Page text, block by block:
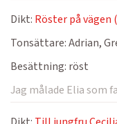
Dikt: Röster på
Tonsättare:Adrian,
Besättning: röst
Jag målade Elia som